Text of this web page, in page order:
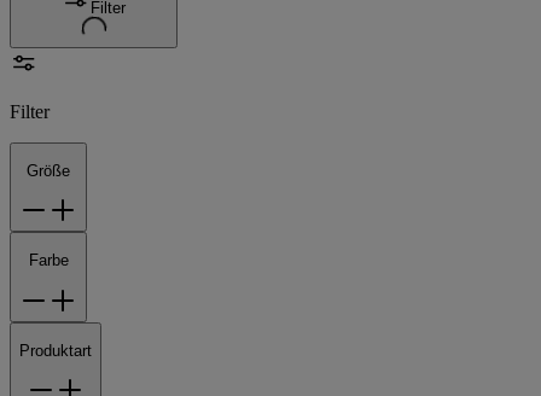
Filter
Filter
Größe
Farbe
Produktart